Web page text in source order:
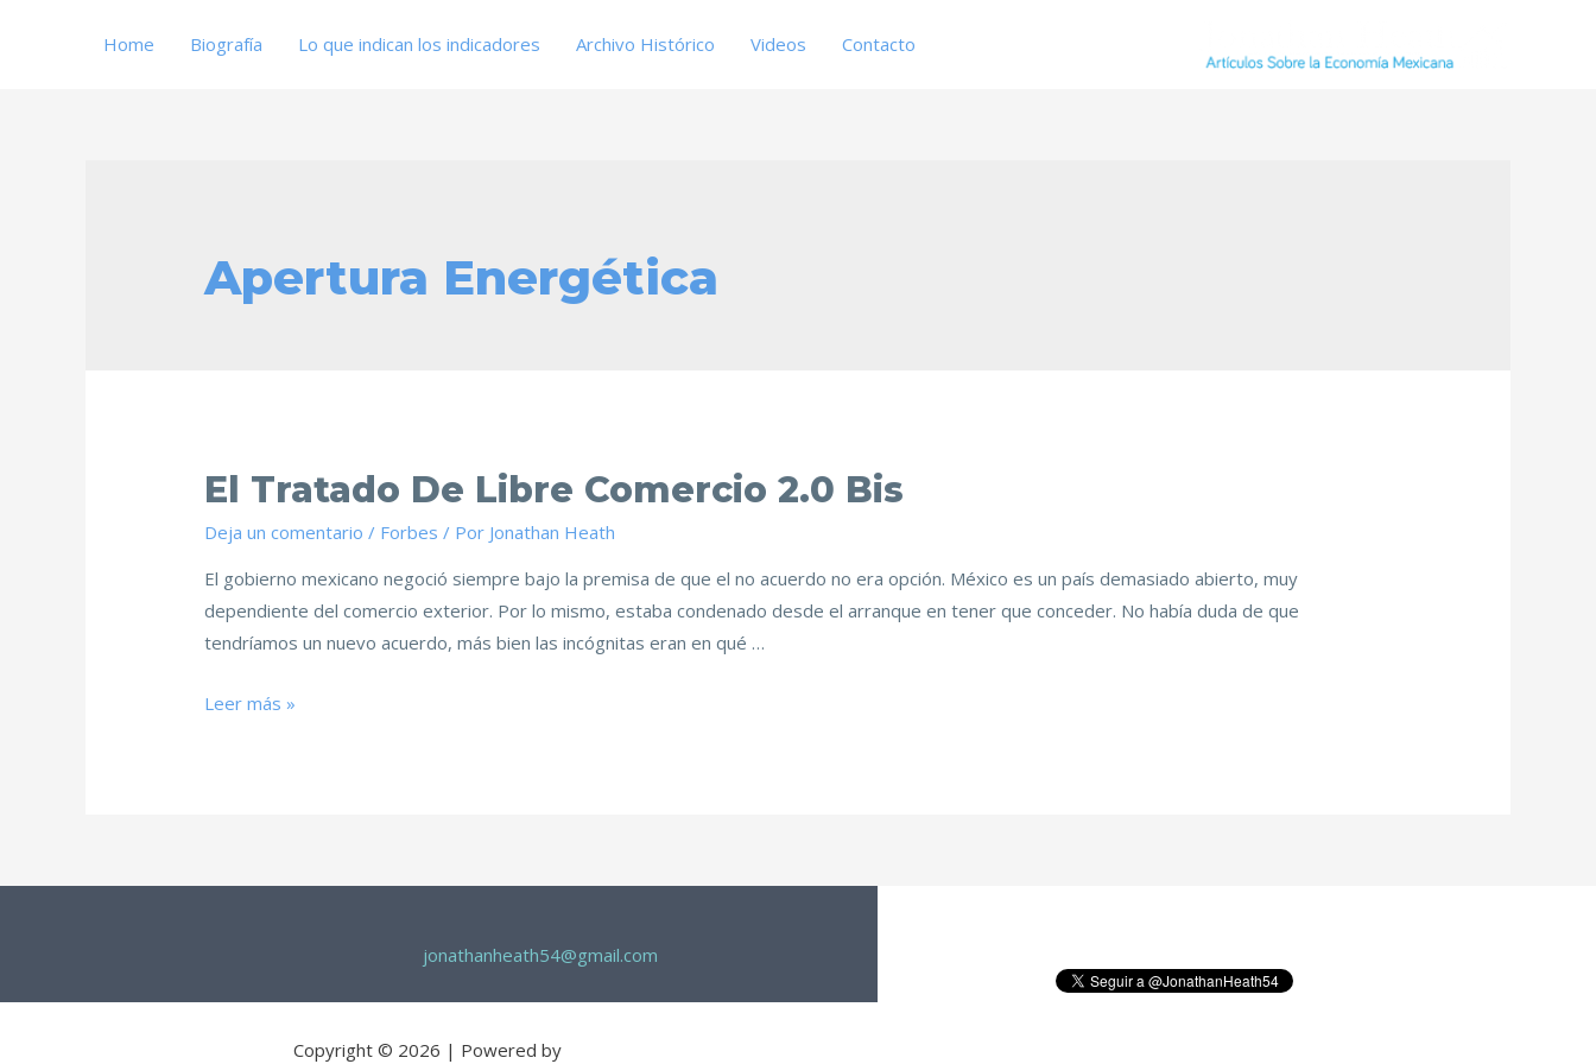
Home Biografía Lo que indican los indicadores Archivo Histórico Videos Contacto
Apertura Energética
El Tratado De Libre Comercio 2.0 Bis
Deja un comentario / Forbes / Por Jonathan Heath
El gobierno mexicano negoció siempre bajo la premisa de que el no acuerdo no era opción. México es un país demasiado abierto, muy
dependiente del comercio exterior. Por lo mismo, estaba condenado desde el arranque en tener que conceder. No había duda de que
tendríamos un nuevo acuerdo, más bien las incógnitas eran en qué …
Leer más »
jonathanheath54@gmail.com
Copyright © 2026 | Powered by